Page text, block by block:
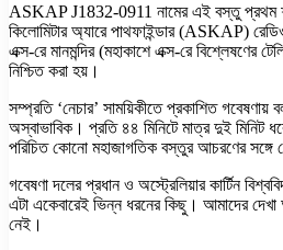
ASKAP J1832-0911 নামের এই বস্তু প্রথম
কিলোমিটার অ্যারে পাথফাইন্ডার (ASKAP)
এক্স-রে মানমন্দির (মহাকাশে এক্স-রে বিশ্লেষণের
নিশ্চিত করা হয়।
সম্প্রতি ‘নেচার’ সাময়িকীতে প্রকাশিত
অস্বাভাবিক। প্রতি ৪৪ মিনিটে মাত্র দুই মিনিট
পরিচিত কোনো মহাজাগতিক বস্তুর আচরণের সঙ্গে
গবেষণা দলের প্রধান ও অস্ট্রেলিয়ার কার্টিন
এটা একেবারেই ভিন্ন ধরনের কিছু। আমাদের
নেই।